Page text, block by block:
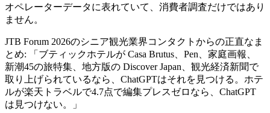
オペレーターデータに表れていて、消費者調査だけではあり
ません。
JTB Forum 2026のシニア観光業界コンタクトからの正直なま
とめ: 「ブティックホテルが Casa Brutus、Pen、家庭画報、
新潮45の旅特集、地方版の Discover Japan、観光経済新聞で
取り上げられているなら、ChatGPTはそれを見つける。ホテ
ルが楽天トラベルで4.7点で編集プレスゼロなら、ChatGPT
は見つけない。」